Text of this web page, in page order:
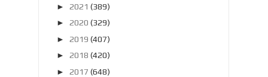
► 2021 (389)
► 2020 (329)
► 2019 (407)
► 2018 (420)
► 2017 (648)